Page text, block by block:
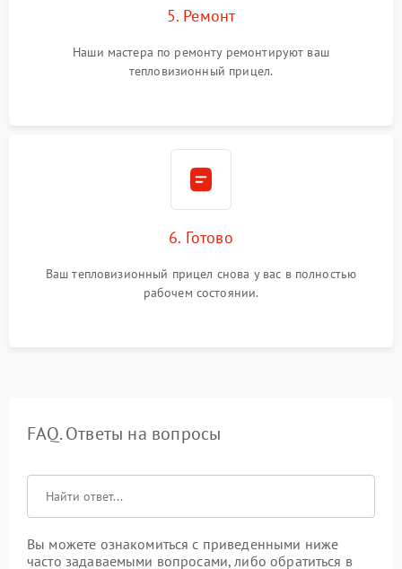
5. Ремонт
Наши мастера по ремонту ремонтируют ваш
тепловизионный прицел.
6. Готово
Ваш тепловизионный прицел снова у вас в полностью
рабочем состоянии.
FAQ. Ответы на вопросы
Вы можете ознакомиться с приведенными ниже
часто задаваемыми вопросами, либо обратиться в